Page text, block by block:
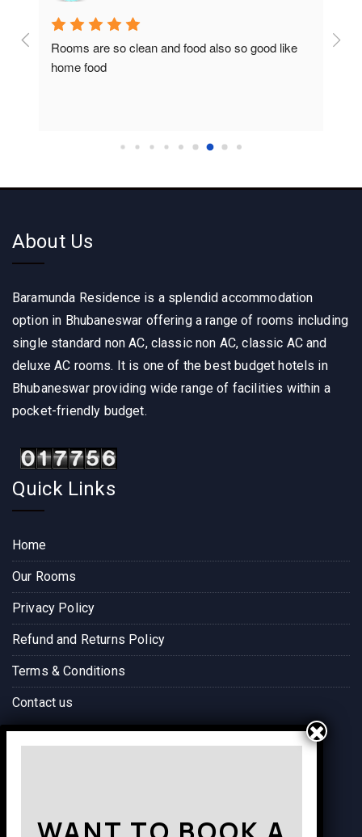
Rooms are so clean and food also so good like
home food
So
About Us
Baramunda Residence is a splendid accommodation
option in Bhubaneswar offering a range of rooms including
single standard non AC, classic non AC, classic AC and
deluxe AC rooms. It is one of the best budget hotels in
Bhubaneswar providing wide range of facilities within a
pocket-friendly budget.
Quick Links
Home
Our Rooms
Privacy Policy
Refund and Returns Policy
Terms & Conditions
Contact us
Way to Destination